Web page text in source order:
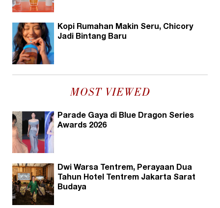
Kopi Rumahan Makin Seru, Chicory
Jadi Bintang Baru
MOST VIEWED
Parade Gaya di Blue Dragon Series
Awards 2026
Dwi Warsa Tentrem, Perayaan Dua
Tahun Hotel Tentrem Jakarta Sarat
Budaya